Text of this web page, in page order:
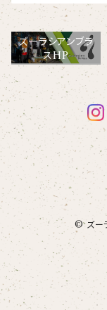
【ビッグプリント】
【crest_turquoise】
【piano】
【pink_flower】
オコジョ
ホワイトライオン
ローレンス
ズーラシアンブラ
スHP
© ズー